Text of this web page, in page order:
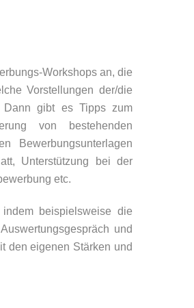
Workshops an, die
Vorstellungen der/die
Dann gibt es Tipps zum
von bestehenden
Bewerbungsunterlagen
Unterstützung bei der
etc.
beispielsweise die
und
den eigenen Stärken und